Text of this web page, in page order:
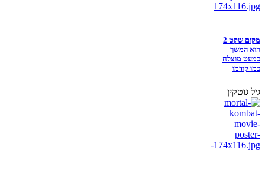
מקום שקט 2
הוא המשך
כמעט מוצלח
כמו קודמו
גיל גוטקין